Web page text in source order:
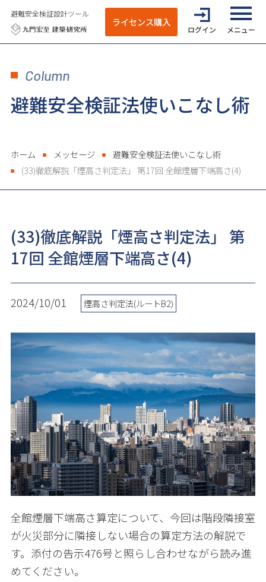
避難安全検証設計ツール
ライセンス購入
ログイン
全てのメニ
Column
避難安全検証法使いこなし術
ホーム メッセージ
避難安全検証法使いこなし術
(33)徹底解説「煙高さ判定法」 第17回 全館煙層下端高さ(4)
(33)徹底解説「煙高さ判定法」 第
17回 全館煙層下端高さ(4)
2024/10/01 煙高さ判定法(ルートB2)
全館煙層下端高さ算定について、今回は階段隣接室
が火災部分に隣接しない場合の算定方法の解説で
す。添付の告示476号と照らし合わせながら読み進
めてください。